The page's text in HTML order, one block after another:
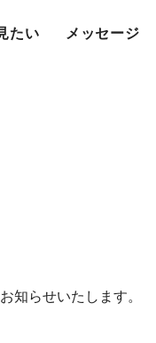
たい メッセージ
らせいたします。